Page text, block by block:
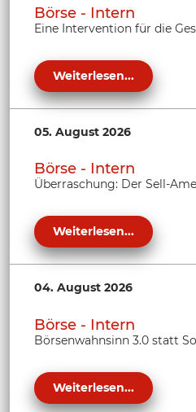
Börse - Intern
Eine Intervention für die
Weiterlesen...
05. August 2026
Börse - Intern
Überraschung: Der Sell-
Weiterlesen...
04. August 2026
Börse - Intern
Börsenwahnsinn 3.0 statt
Weiterlesen...